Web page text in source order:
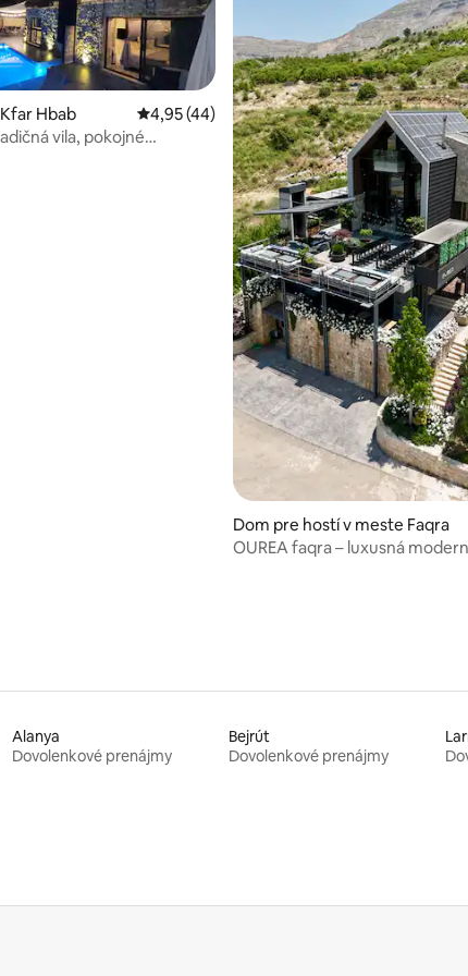
z 5, počet hodnotení: 65
Hbab Priemerné ohodnotenie 4,95 z 5, počet
4,95 (44)
vila, pokojné
Dom pre hostí v meste Faqra
OUREA faqra – luxusná
Alanya
Dovolenkové prenájmy
Bejrút
Dovolenkové prenájmy